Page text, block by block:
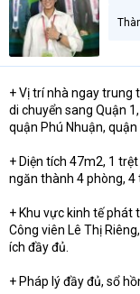
+ Vị trí nhà ngay trung
di chuyển sang Quận
quận Phú Nhuận,
+ Diện tích 47m2, 1
ngăn thành 4 phòng, 4
+ Khu vực kinh tế phát
Công viên Lê Thị
ích đầy đủ.
+ Pháp lý đầy đủ, sổ